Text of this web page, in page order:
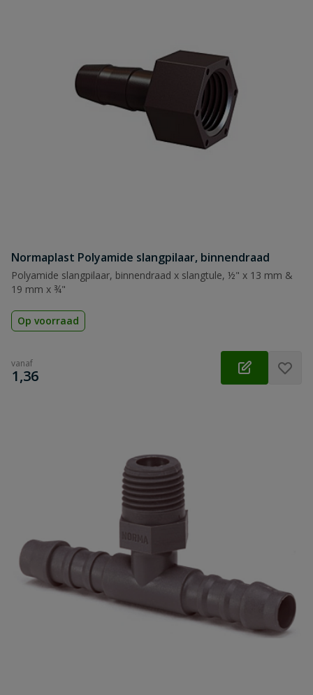
Normaplast Polyamide slangpilaar, binnendraad
Polyamide slangpilaar, binnendraad x slangtule, ½" x 13 mm &
19 mm x ¾"
Op voorraad
vanaf
€
1,36